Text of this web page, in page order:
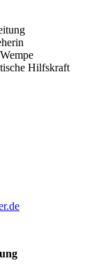
Hilfskraft